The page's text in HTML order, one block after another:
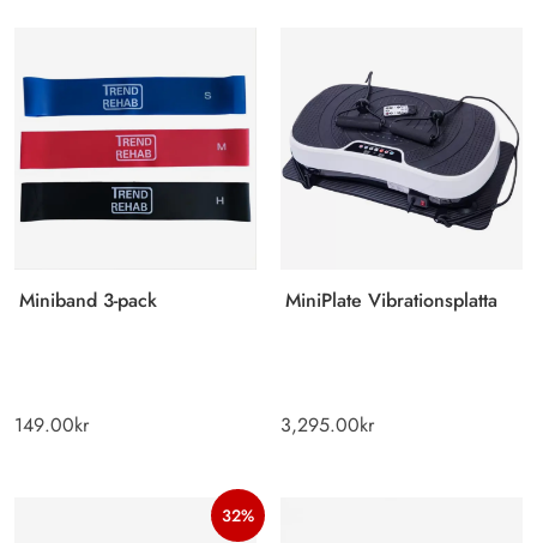
Miniband 3-pack
149.00kr
MiniPlate Vibrationsplatta
3,295.00kr
32%